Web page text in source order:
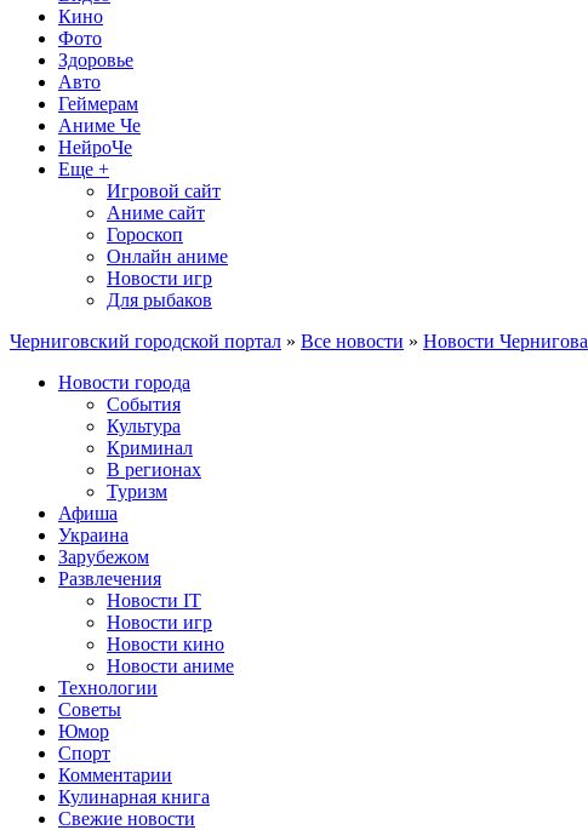
Кино
Фото
Здоровье
Авто
Геймерам
Аниме Че
НейроЧе
Еще +
Игровой сайт
Аниме сайт
Гороскоп
Онлайн аниме
Новости игр
Для рыбаков
Черниговский городской портал » Все новости » Новости Чернигова
Новости города
События
Культура
Криминал
В регионах
Туризм
Афиша
Украина
Зарубежом
Развлечения
Новости IT
Новости игр
Новости кино
Новости аниме
Технологии
Советы
Юмор
Спорт
Комментарии
Кулинарная книга
Свежие новости